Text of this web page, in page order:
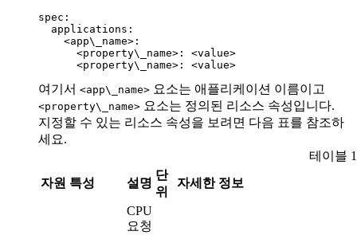
spec:
  applications:
    <app\_name>:
      <property\_name>: <value>
      <property\_name>: <value>
여기서 <app\_name> 요소는 애플리케이션 이름이고
<property\_name> 요소는 정의된 리소스 속성입니다.
지정할 수 있는 리소스 속성을 보려면 다음 표를 참조하
세요.
테이블
자원 특성
설명
단
위
자세한 정보
CPU
요청